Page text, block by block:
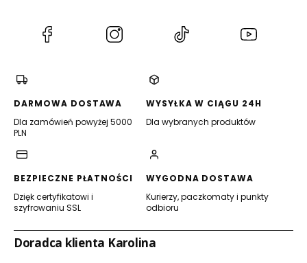
(Otwiera
nowej
(Otwiera
(Otwiera
DARMOWA DOSTAWA
Dla zamówień powyżej 5000
PLN
WYSYŁKA W CIĄGU 24H
Dla wybranych produktów
BEZPIECZNE PŁATNOŚCI
Dzięk certyfikatowi i
szyfrowaniu SSL
WYGODNA DOSTAWA
Kurierzy, paczkomaty i punkty
odbioru
Doradca klienta Karolina